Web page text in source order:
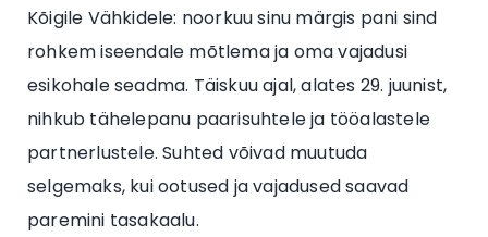
Kõigile Vähkidele: noorkuu sinu märgis pani sind
rohkem iseendale mõtlema ja oma vajadusi
esikohale seadma. Täiskuu ajal, alates 29. juunist,
nihkub tähelepanu paarisuhtele ja tööalastele
partnerlustele. Suhted võivad muutuda
selgemaks, kui ootused ja vajadused saavad
paremini tasakaalu.